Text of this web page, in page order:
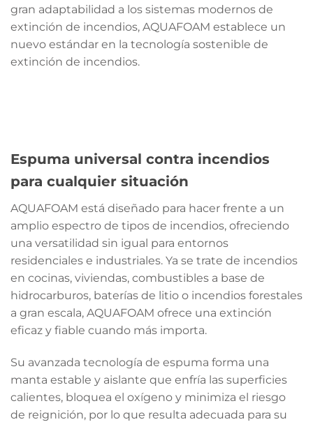
gran adaptabilidad a los sistemas modernos de
extinción de incendios, AQUAFOAM establece un
nuevo estándar en la tecnología sostenible de
extinción de incendios.
Espuma universal contra incendios
para cualquier situación
AQUAFOAM está diseñado para hacer frente a un
amplio espectro de tipos de incendios, ofreciendo
una versatilidad sin igual para entornos
residenciales e industriales. Ya se trate de incendios
en cocinas, viviendas, combustibles a base de
hidrocarburos, baterías de litio o incendios forestales
a gran escala, AQUAFOAM ofrece una extinción
eficaz y fiable cuando más importa.
Su avanzada tecnología de espuma forma una
manta estable y aislante que enfría las superficies
calientes, bloquea el oxígeno y minimiza el riesgo
de reignición, por lo que resulta adecuada para su